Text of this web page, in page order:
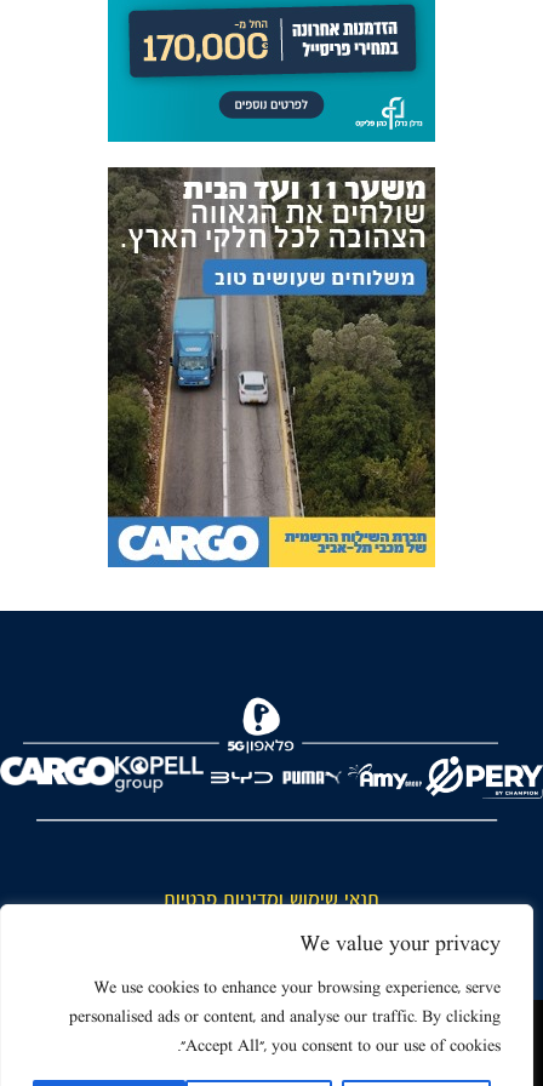
We value your privacy
We use cookies to enhance your browsing experience, serve
personalised ads or content, and analyse our traffic. By clicking
"Accept All", you consent to our use of cookies.
תנאי שימוש ומדיניות פרטיות
כללי כניסה והתנהגות באצטדיון ותנאי שימוש בכרטיסים
דרושים
צור קשר
האתר שאתה גולש בו עשוי להשתמש בעוגיות (קוקיז) ובטכנולוגיות דומות.
על ידי כניסה לאתר אתה מאשר את תנאי השימוש הכוללים שימוש בעוגיות
(קוקיז).